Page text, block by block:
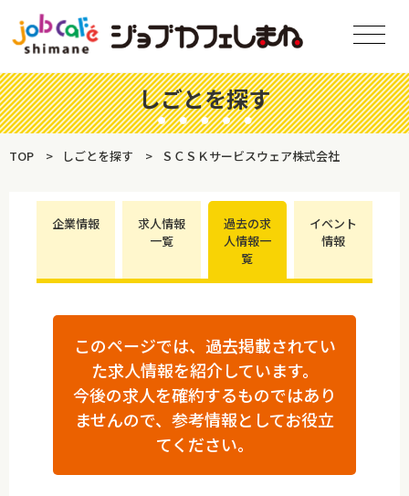
しごとを探す
TOP しごとを探す ＳＣＳＫサービスウェア株式会社
企業情報
求人情報
一覧
過去の求
人情報一
覧
イベント
情報
このページでは、過去掲載されてい
た求人情報を紹介しています。
今後の求人を確約するものではあり
ませんので、参考情報としてお役立
てください。